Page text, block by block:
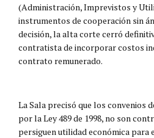
(Administración, Imprevistos y
instrumentos de cooperación sin
decisión, la alta corte cerró
contratista de incorporar costos
contrato remunerado.
La Sala precisó que los convenios
por la Ley 489 de 1998, no son
persiguen utilidad económica para